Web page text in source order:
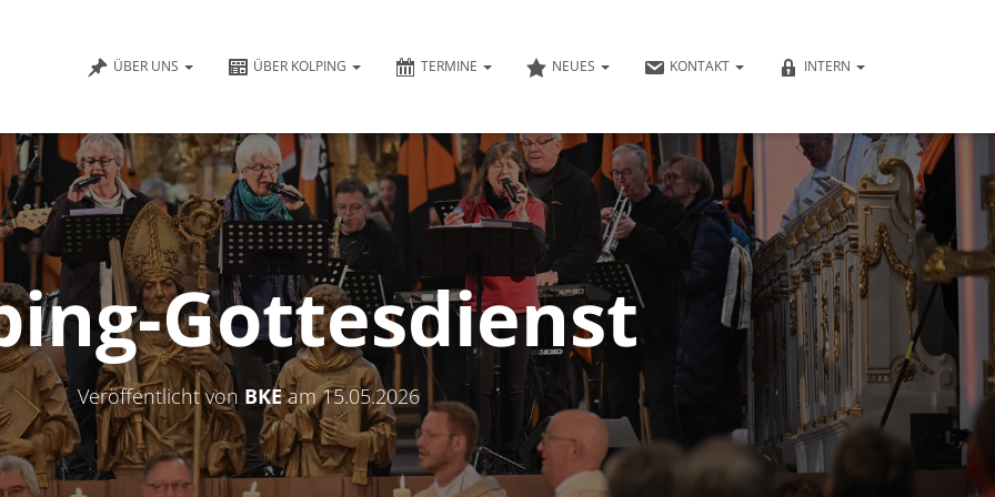
ÜBER UNS ÜBER KOLPING TERMINE NEUES KONTAKT INTERN
Gottesdienst
Veröffentlicht von BKEam15.05.2026